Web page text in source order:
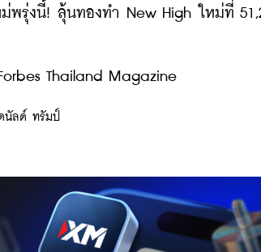
พรุ่งนี้! ลุ้นทองทำ New High ใหม่ที่
Thailand Magazine
นัลด์ ทรัมป์